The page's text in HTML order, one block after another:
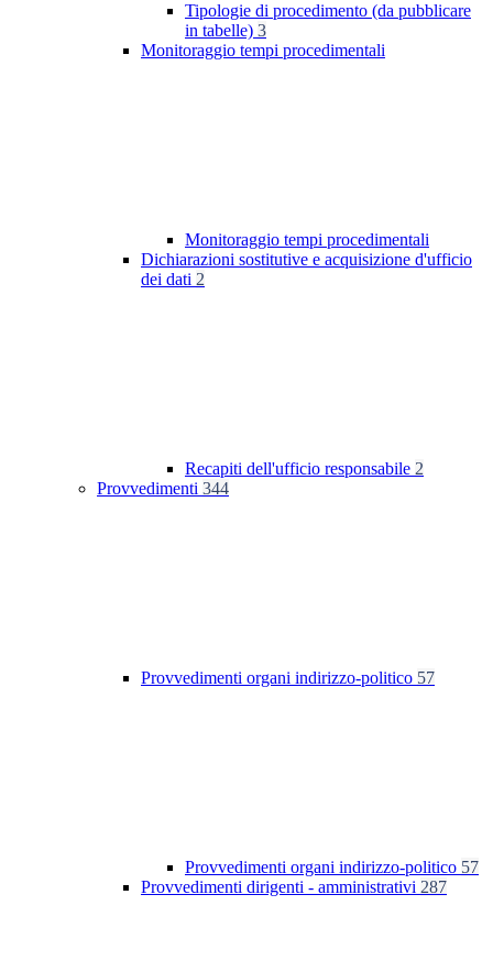
Tipologie di procedimento (da pubblicare
in tabelle) 3
Monitoraggio tempi procedimentali
Monitoraggio tempi procedimentali
Dichiarazioni sostitutive e acquisizione d'ufficio
dei dati 2
Recapiti dell'ufficio responsabile 2
Provvedimenti 344
Provvedimenti organi indirizzo-politico 57
Provvedimenti organi indirizzo-politico 57
Provvedimenti dirigenti - amministrativi 287